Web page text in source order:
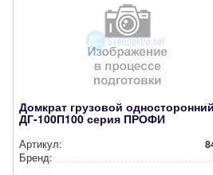
Домкрат грузовой односторонний
ДГ-100П100 серия ПРОФИ
Артикул:
Бренд: